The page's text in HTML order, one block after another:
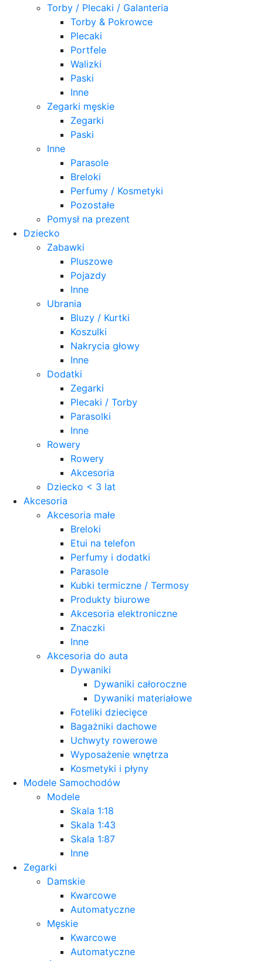
Torby / Plecaki / Galanteria
Torby & Pokrowce
Plecaki
Portfele
Walizki
Paski
Inne
Zegarki męskie
Zegarki
Paski
Inne
Parasole
Breloki
Perfumy / Kosmetyki
Pozostałe
Pomysł na prezent
Dziecko
Zabawki
Pluszowe
Pojazdy
Inne
Ubrania
Bluzy / Kurtki
Koszulki
Nakrycia głowy
Inne
Dodatki
Zegarki
Plecaki / Torby
Parasolki
Inne
Rowery
Rowery
Akcesoria
Dziecko < 3 lat
Akcesoria
Akcesoria małe
Breloki
Etui na telefon
Perfumy i dodatki
Parasole
Kubki termiczne / Termosy
Produkty biurowe
Akcesoria elektroniczne
Znaczki
Inne
Akcesoria do auta
Dywaniki
Dywaniki całoroczne
Dywaniki materiałowe
Foteliki dziecięce
Bagażniki dachowe
Uchwyty rowerowe
Wyposażenie wnętrza
Kosmetyki i płyny
Modele Samochodów
Modele
Skala 1:18
Skala 1:43
Skala 1:87
Inne
Zegarki
Damskie
Kwarcowe
Automatyczne
Męskie
Kwarcowe
Automatyczne